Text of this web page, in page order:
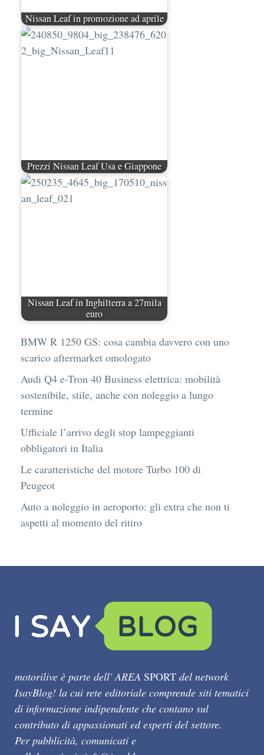
Nissan Leaf in promozione ad aprile
Prezzi Nissan Leaf Usa e Giappone
Nissan Leaf in Inghilterra a 27mila
euro
BMW R 1250 GS: cosa cambia davvero con uno
scarico aftermarket omologato
Audi Q4 e-Tron 40 Business elettrica: mobilità
sostenibile, stile, anche con noleggio a lungo
termine
Ufficiale l’arrivo degli stop lampeggianti
obbligatori in Italia
Le caratteristiche del motore Turbo 100 di
Peugeot
Auto a noleggio in aeroporto: gli extra che non ti
aspetti al momento del ritiro
motorilive è parte dell' AREA SPORT del network
IsayBlog! la cui rete editoriale comprende siti tematici
di informazione indipendente che contano sul
contributo di appassionati ed esperti del settore.
Per pubblicità, comunicati e